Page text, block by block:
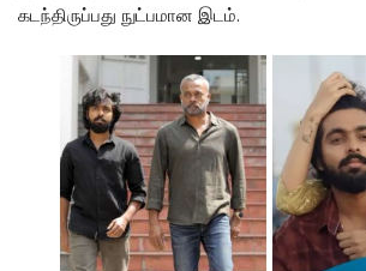
கடந்திருப்பது நுட்பமான இடம்.